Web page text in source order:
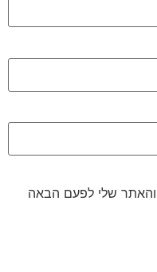
שלי לפעם הבאה